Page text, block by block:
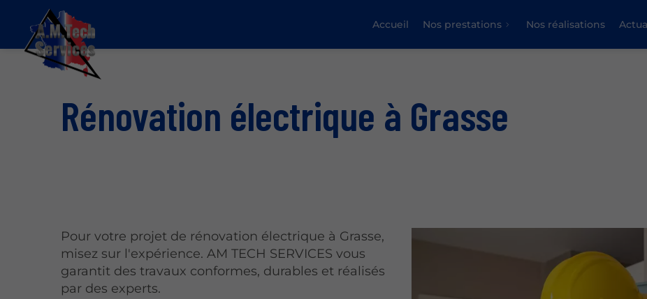
Accueil Nos prestations Nos réalisations
Rénovation électrique à Grasse
Pour votre projet de rénovation électrique à Grasse,
misez sur l'expérience. AM TECH SERVICES vous
garantit des travaux conformes, durables et réalisés
par des experts.